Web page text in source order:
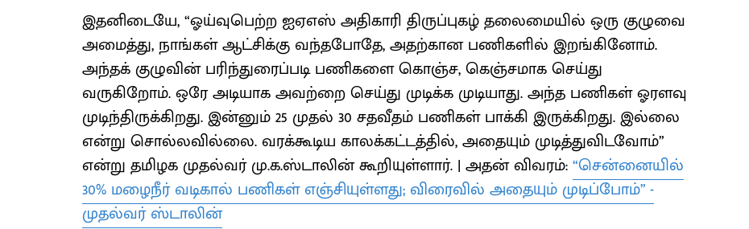
இதனிடையே, “ஓய்வுபெற்ற ஐஏஎஸ் அதிகாரி திருப்புகழ் தலைமையில் ஒரு குழுவை
அமைத்து, நாங்கள் ஆட்சிக்கு வந்தபோதே, அதற்கான பணிகளில் இறங்கினோம்.
அந்தக் குழுவின் பரிந்துரைப்படி பணிகளை கொஞ்ச, கெஞ்சமாக செய்து
வருகிறோம். ஒரே அடியாக அவற்றை செய்து முடிக்க முடியாது. அந்த பணிகள் ஓரளவு
முடிந்திருக்கிறது. இன்னும் 25 முதல் 30 சதவீதம் பணிகள் பாக்கி இருக்கிறது. இல்லை
என்று சொல்லவில்லை. வரக்கூடிய காலக்கட்டத்தில், அதையும் முடித்துவிடவோம்”
என்று தமிழக முதல்வர் மு.க.ஸ்டாலின் கூறியுள்ளார். | அதன் விவரம்:“சென்னையில்
30% மழைநீர் வடிகால் பணிகள் எஞ்சியுள்ளது; விரைவில் அதையும் முடிப்போம்” -
முதல்வர் ஸ்டாலின்